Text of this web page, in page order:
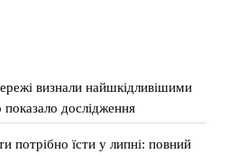
визнали найшкідливішими
показало дослідження
потрібно їсти у липні: повний